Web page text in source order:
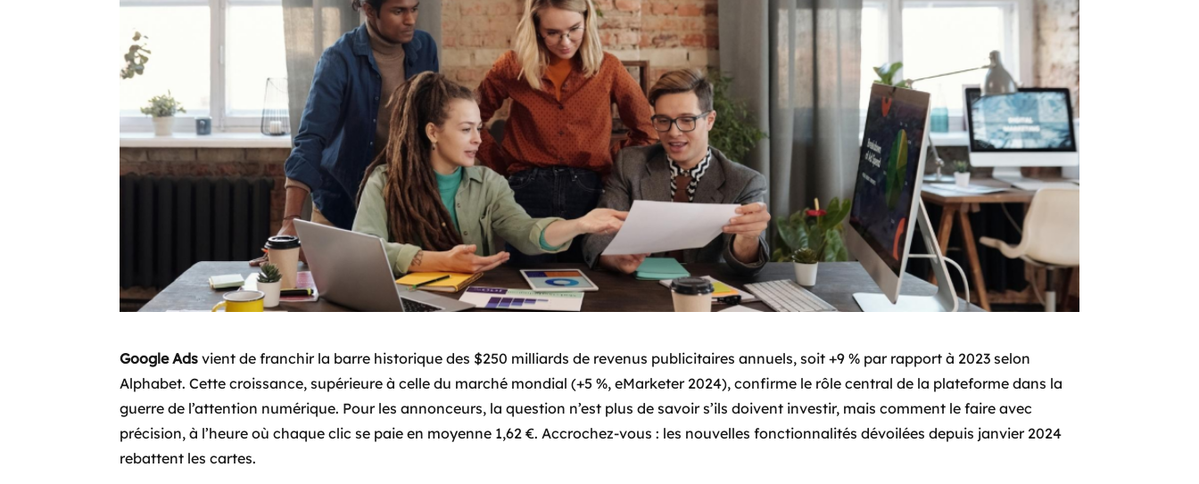
Google Ads vient de franchir la barre historique des $250 milliards de revenus publicitaires annuels, soit +9 % par rapport à 2023 selon
Alphabet. Cette croissance, supérieure à celle du marché mondial (+5 %, eMarketer 2024), confirme le rôle central de la plateforme dans la
guerre de l’attention numérique. Pour les annonceurs, la question n’est plus de savoir s’ils doivent investir, mais comment le faire avec
précision, à l’heure où chaque clic se paie en moyenne 1,62 €. Accrochez-vous : les nouvelles fonctionnalités dévoilées depuis janvier 2024
rebattent les cartes.